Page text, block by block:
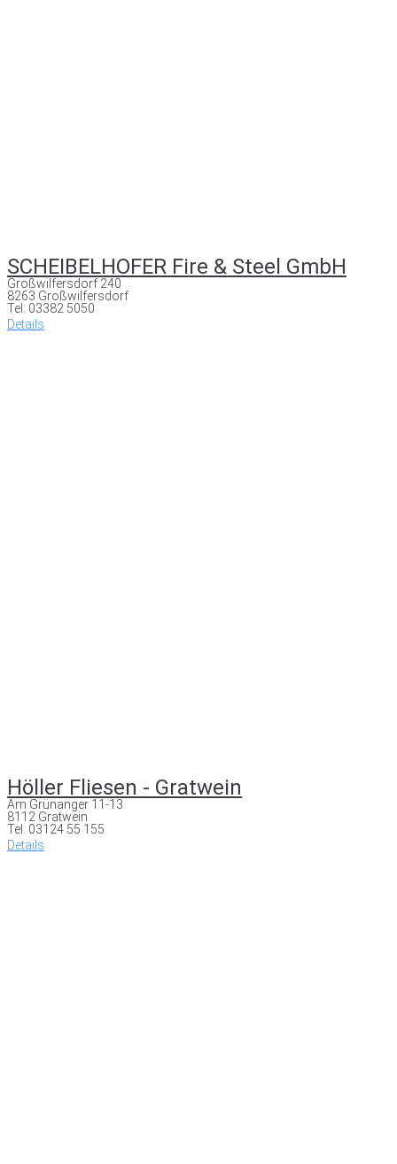
SCHEIBELHOFER Fire & Steel GmbH
Großwilfersdorf 240
8263 Großwilfersdorf
Tel: 03382 5050
Details
Höller Fliesen - Gratwein
Am Grünanger 11-13
8112 Gratwein
Tel: 03124 55 155
Details